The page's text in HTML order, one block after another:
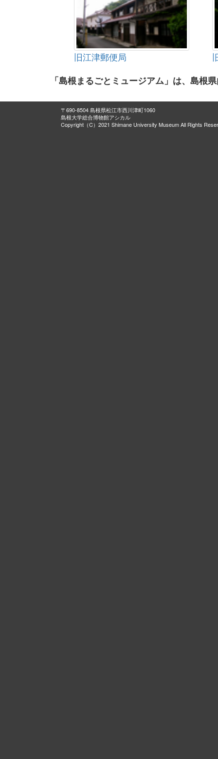
旧江津郵便局
「島根まるごとミュージアム」は、島根
〒690-8504 島根県松江市西川津町1060
島根大学総合博物館アシカル
Copyright（C）2021 Shimane University Museum All Rights